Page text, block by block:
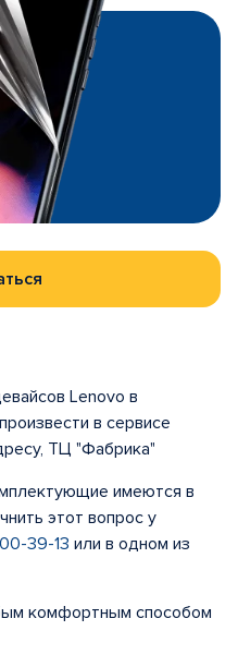
Lenovo в
в сервисе
ТЦ "Фабрика"
имеются в
этот вопрос у
39-13 или в одном из
комфортным способом